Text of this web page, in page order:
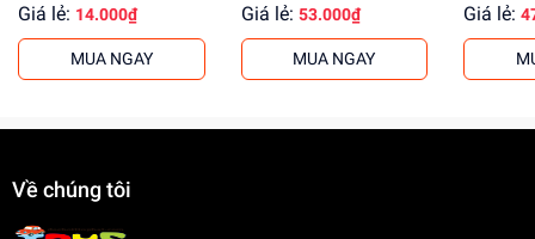
Giá lẻ: 14.000₫
MUA NGAY
Giá lẻ: 53.000₫
MUA NGAY
Giá lẻ:
Về chúng tôi